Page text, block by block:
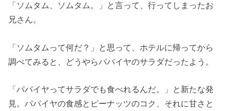
「ソムタム、ソムタム。」と言って、行ってしまったお
兄さん。
「ソムタムって何だ？」と思って、ホテルに帰ってから
調べてみると、どうやらパパイヤのサラダだったよう。
「パパイヤってサラダでも食べれるんだ。」と新たな発
見。パパイヤの食感とピーナッツのコク、それに甘さと